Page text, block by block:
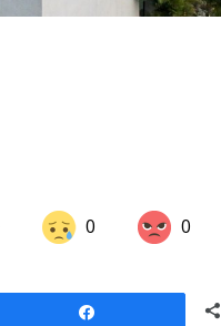
0 0
Share on Twitter